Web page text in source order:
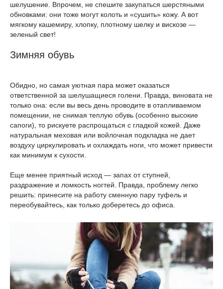
шелушение. Впрочем, не спешите закупаться шерстяными
обновками: они тоже могут колоть и «сушить» кожу. А вот
мягкому кашемиру, хлопку, плотному шелку и вискозе —
зеленый свет!
Зимняя обувь
Обидно, но самая уютная пара может оказаться
ответственной за шелушащиеся голени. Правда, виновата не
только она: если вы весь день проводите в отапливаемом
помещении, не снимая теплую обувь (особенно высокие
сапоги), то рискуете распрощаться с гладкой кожей. Даже
натуральная меховая или войлочная подкладка не дает
воздуху циркулировать и охлаждать ноги, что может привести
как минимум к сухости.
Еще менее приятный исход — запах от ступней,
раздражение и ломкость ногтей. Правда, проблему легко
решить: принесите на работу сменную пару туфель и
переобувайтесь, как только доберетесь до офиса.